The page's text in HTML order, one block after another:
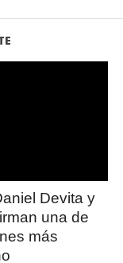
Devita y
una de
más